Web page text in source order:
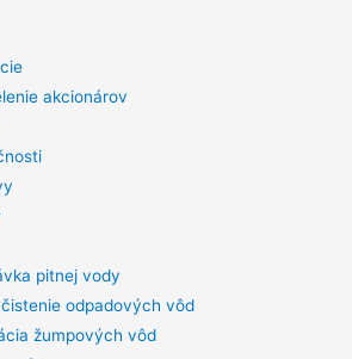
akcionárov
pitnej vody
odpadových vôd
žumpových vôd